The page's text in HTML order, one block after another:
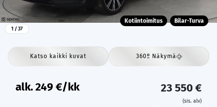
1 / 37
Kotiintoimitus Bilar-Turva
Katso kaikki kuvat 360º Näkymä
alk.249 €/kk 23 550 €
(sis. alv)